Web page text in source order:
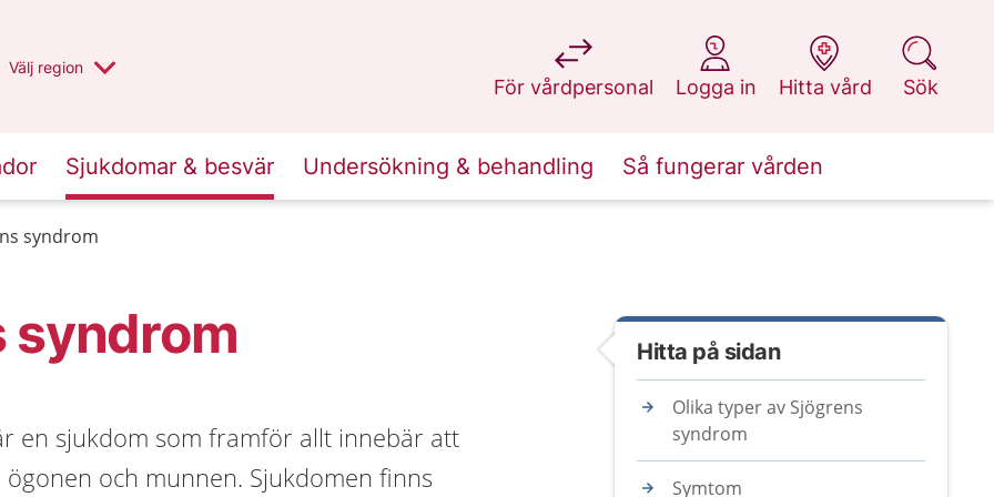
Du har valt region
Välj en annan
region
För vårdpersonal
på 1177.se
Logga in
på 1177.se
Hitta vård
på 1177.se
Sök
på 1177.se
Sjukdomar & besvär Undersökning & behandling Så fungerar vården
syndrom
syndrom
en sjukdom som framför allt innebär att
och munnen. Sjukdomen finns
Hitta på sidan
Olika typer av Sjögrens
syndrom
Symtom